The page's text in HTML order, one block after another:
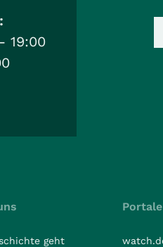
19:00
geht
Portale